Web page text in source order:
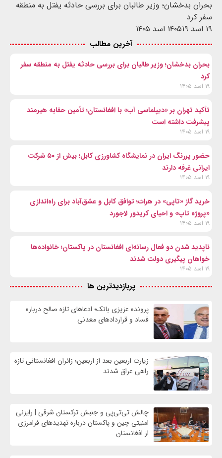
بحران بدخشان؛ وزیر طالبان برای بررسی حادثه یفتل به منطقه
سفر کرد
۱۹ اسد ۱۴۰۵
۱۹ اسد ۱۴۰۵
آخرین مطالب
بحران بدخشان؛ وزیر طالبان برای بررسی حادثه یفتل به منطقه سفر
کرد
۱۹ اسد ۱۴۰۵
تأکید تهران بر «دیپلماسی آب» با افغانستان؛ تأمین حقابه هیرمند
پیشرفت داشته است
۱۹ اسد ۱۴۰۵
حضور پررنگ ایران در نمایشگاه کشاورزی کابل؛ بیش از ۵۰ شرکت
ایرانی غرفه دارند
۱۹ اسد ۱۴۰۵
خرید گاز «تاپی» در هرات؛ توافق کابل و عشق‌آباد برای راه‌اندازی
«پروژه تاپ» و احیای کریدور لاجورد
۱۹ اسد ۱۴۰۵
ناپدید شدن دو فعال رسانه‌ای افغانستان در پاکستان؛ خانواده‌ها
خواهان پیگیری دولت شدند
۱۹ اسد ۱۴۰۵
پربازدیدترین ها
پرونده عزیزی بانک؛ ادعاهای تازه صالح درباره
فساد و قراردادهای معدنی
زیارت اربعین بعد از اربعین؛ زائران افغانستانی تازه
راهی عراق شدند
چالش تی‌تی‌پی و جنبش ترکستان شرقی | رایزنی
امنیتی چین و پاکستان درباره تهدیدهای فرامرزی
از افغانستان